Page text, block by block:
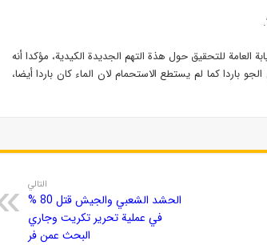
12 مساء إلى مبنى النيابة العامة للتحقيق حول هذة التهم الجديدة الكيدية، مؤكدا أنه
باردا كما لم يستطع الاستحمام لان الماء كان باردا أيضا،
التالي
الحشد الشعبي والجيش قتل 80 %
في عملية تحرير تكريت وجاري
البحث عمن فر